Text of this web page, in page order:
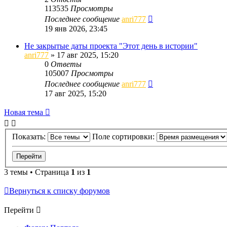
113535 Просмотры
Последнее сообщение anri777
19 янв 2026, 23:45
Не закрытые даты проекта "Этот день в истории"
anri777 » 17 авг 2025, 15:20
0 Ответы
105007 Просмотры
Последнее сообщение anri777
17 авг 2025, 15:20
Новая тема
Показать: Поле сортировки:
3 темы • Страница 1 из 1
Вернуться к списку форумов
Перейти